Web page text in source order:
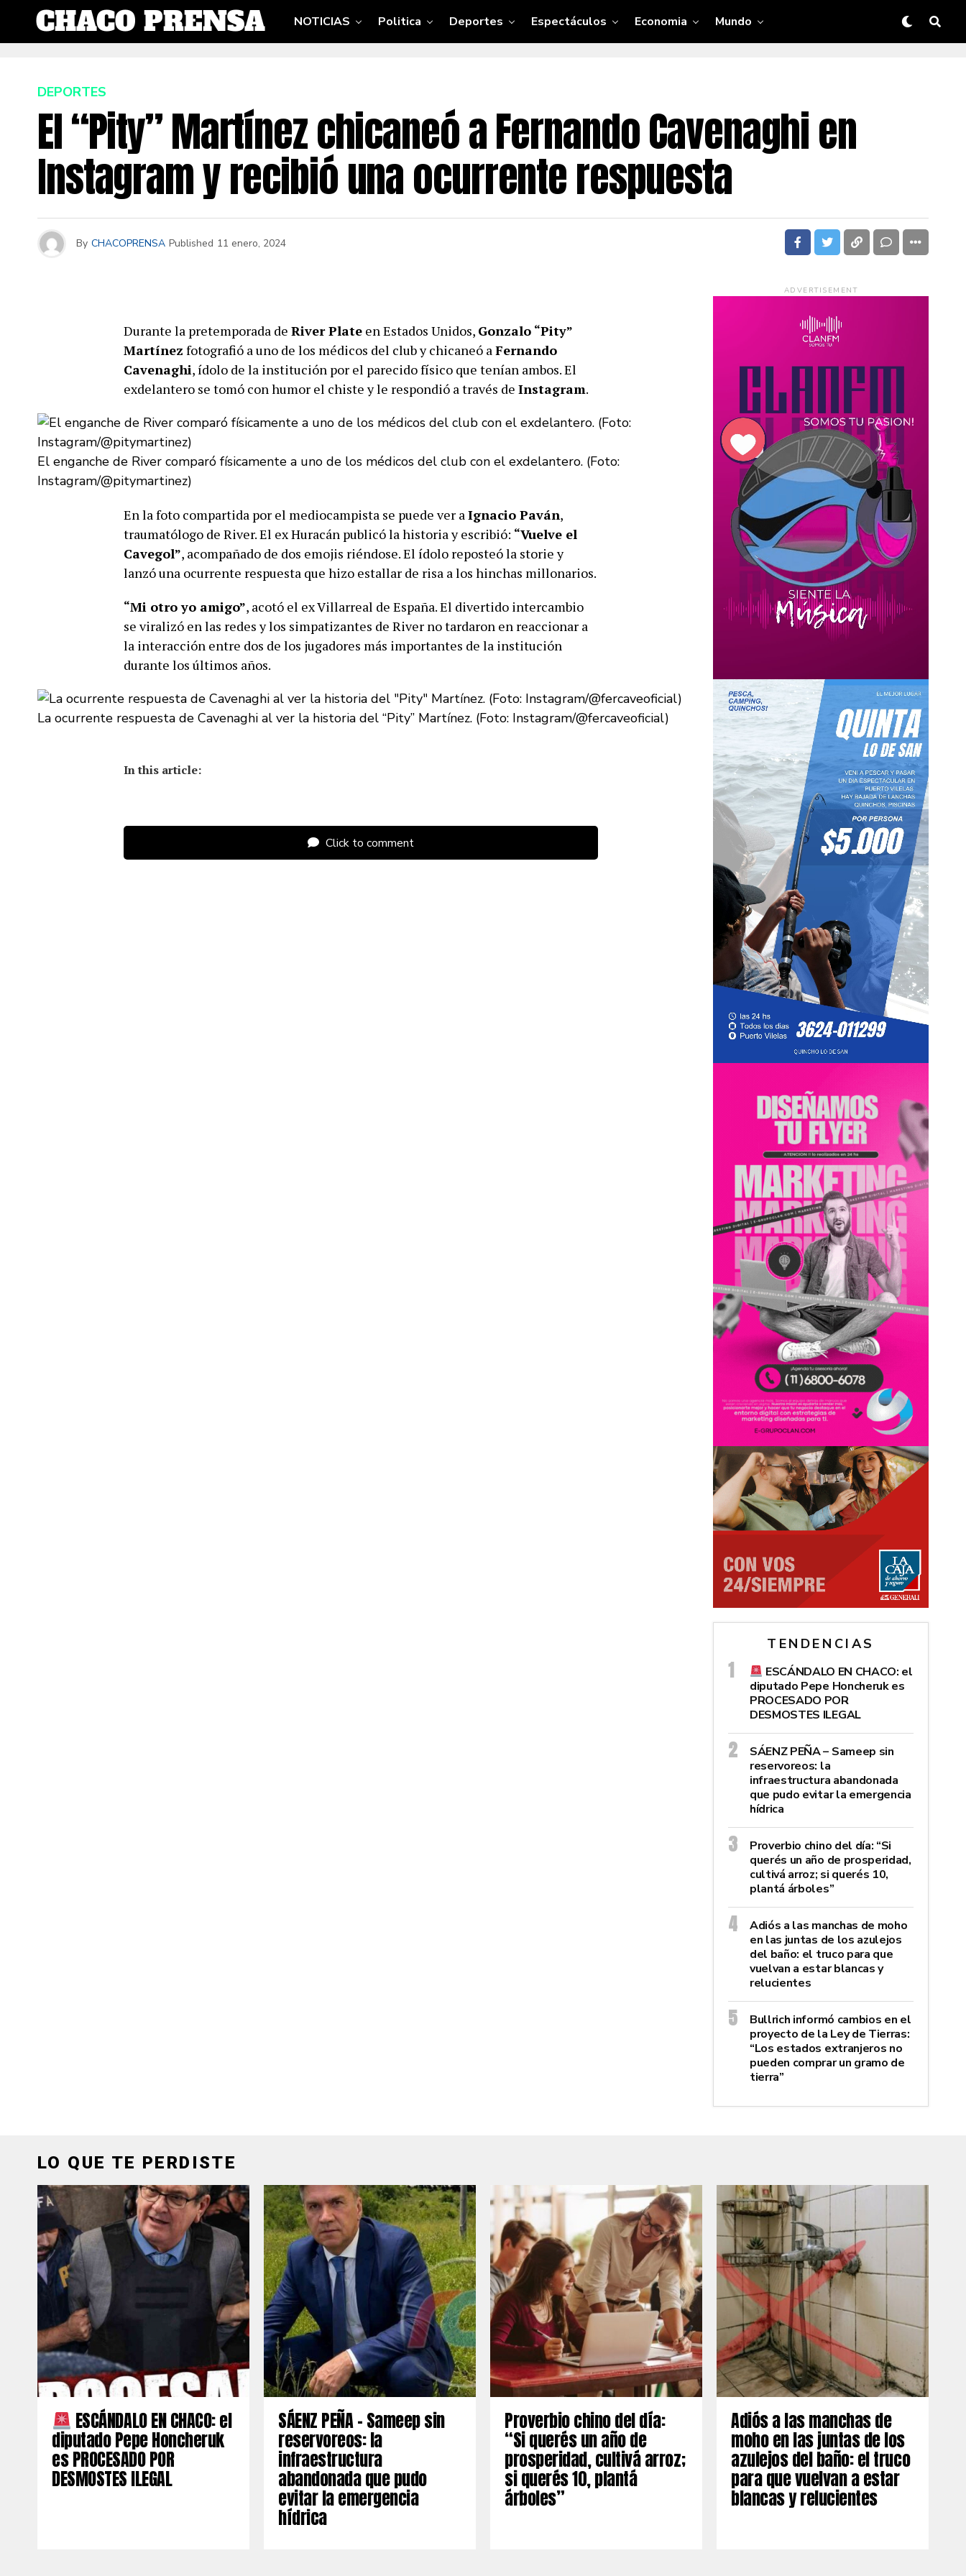
NOTICIAS Politica Deportes Espectáculos Economia Mundo
DEPORTES
El “Pity” Martínez chicaneó a Fernando Cavenaghi en
Instagram y recibió una ocurrente respuesta
By CHACOPRENSA Published 11 enero, 2024
Durante la pretemporada de River Plate en Estados Unidos, Gonzalo “Pity”
Martínez fotografió a uno de los médicos del club y chicaneó aFernando
Cavenaghi, ídolo de la institución por el parecido físico que tenían ambos. El
exdelantero se tomó con humor el chiste y le respondió a través de Instagram.
El enganche de River comparó físicamente a uno de los médicos del club con el exdelantero. (Foto:
Instagram/@pitymartinez)
En la foto compartida por el mediocampista se puede ver aIgnacio Paván,
traumatólogo de River. El ex Huracán publicó la historia y escribió: “Vuelve el
Cavegol”, acompañado de dos emojis riéndose. El ídolo reposteó la storie y
lanzó una ocurrente respuesta que hizo estallar de risa a los hinchas millonarios.
“Mi otro yo amigo”, acotó el ex Villarreal de España. El divertido intercambio
se viralizó en las redes y los simpatizantes de River no tardaron en reaccionar a
la interacción entre dos de los jugadores más importantes de la institución
durante los últimos años.
La ocurrente respuesta de Cavenaghi al ver la historia del “Pity” Martínez. (Foto: Instagram/@fercaveoficial)
In this article:
Click to comment
ADVERTISEMENT
TENDENCIAS
ESCÁNDALO EN CHACO: el
diputado Pepe Honcheruk es
PROCESADO POR
DESMOSTES ILEGAL
SÁENZ PEÑA – Sameep sin
reservoreos: la
infraestructura abandonada
que pudo evitar la emergencia
hídrica
Proverbio chino del día: “Si
querés un año de prosperidad,
cultivá arroz; si querés 10,
plantá árboles”
Adiós a las manchas de moho
en las juntas de los azulejos
del baño: el truco para que
vuelvan a estar blancas y
relucientes
Bullrich informó cambios en el
proyecto de la Ley de Tierras:
“Los estados extranjeros no
pueden comprar un gramo de
tierra”
LO QUE TE PERDISTE
ESCÁNDALO EN CHACO: el
diputado Pepe Honcheruk
es PROCESADO POR
DESMOSTES ILEGAL
SÁENZ PEÑA – Sameep sin
reservoreos: la
infraestructura
abandonada que pudo
evitar la emergencia
hídrica
Proverbio chino del día:
“Si querés un año de
prosperidad, cultivá arroz;
si querés 10, plantá
árboles”
Adiós a las manchas de
moho en las juntas de los
azulejos del baño: el truco
para que vuelvan a estar
blancas y relucientes